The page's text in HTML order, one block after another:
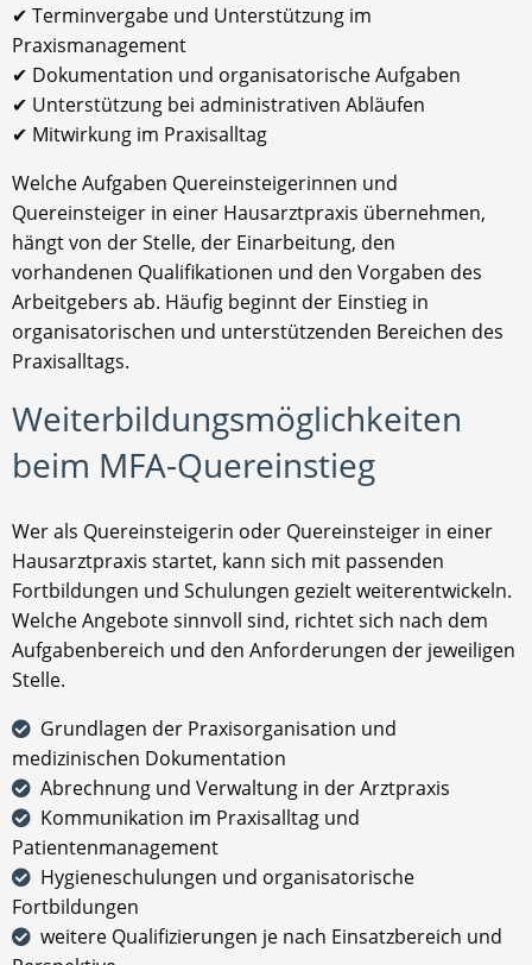
✔ Terminvergabe und Unterstützung im
Praxismanagement
✔ Dokumentation und organisatorische Aufgaben
✔ Unterstützung bei administrativen Abläufen
✔ Mitwirkung im Praxisalltag
Welche Aufgaben Quereinsteigerinnen und
Quereinsteiger in einer Hausarztpraxis übernehmen,
hängt von der Stelle, der Einarbeitung, den
vorhandenen Qualifikationen und den Vorgaben des
Arbeitgebers ab. Häufig beginnt der Einstieg in
organisatorischen und unterstützenden Bereichen des
Praxisalltags.
Weiterbildungsmöglichkeiten
beim MFA-Quereinstieg
Wer als Quereinsteigerin oder Quereinsteiger in einer
Hausarztpraxis startet, kann sich mit passenden
Fortbildungen und Schulungen gezielt weiterentwickeln.
Welche Angebote sinnvoll sind, richtet sich nach dem
Aufgabenbereich und den Anforderungen der jeweiligen
Stelle.
Grundlagen der Praxisorganisation und
medizinischen Dokumentation
Abrechnung und Verwaltung in der Arztpraxis
Kommunikation im Praxisalltag und
Patientenmanagement
Hygieneschulungen und organisatorische
Fortbildungen
weitere Qualifizierungen je nach Einsatzbereich und